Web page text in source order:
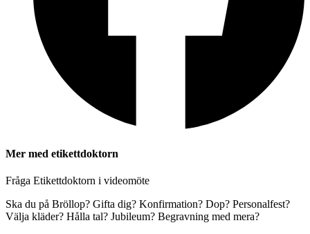
Mer med etikettdoktorn
Fråga Etikettdoktorn i videomöte
Ska du på Bröllop? Gifta dig? Konfirmation? Dop? Personalfest?
Välja kläder? Hålla tal? Jubileum? Begravning med mera?